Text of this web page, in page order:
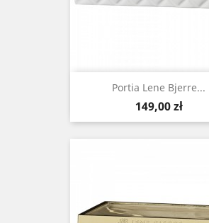
Portia Lene Bjerre...
Cena
149,00 zł